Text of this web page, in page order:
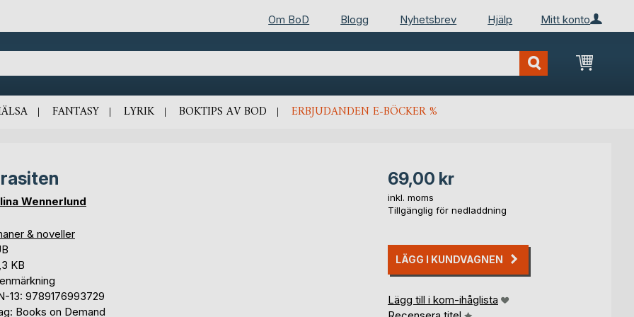
Mitt konto
Om BoD Blogg Nyhetsbrev Hjälp
Min
FANTASY LYRIK BOKTIPS AV BOD ERBJUDANDEN E-BÖCKER %
Wennerlund
& noveller
KB
13: 9789176993729
Books on Demand
69,00 kr
inkl. moms
Tillgänglig för nedladdning
LÄGG I KUNDVAGNEN
Lägg till i kom-ihåglista